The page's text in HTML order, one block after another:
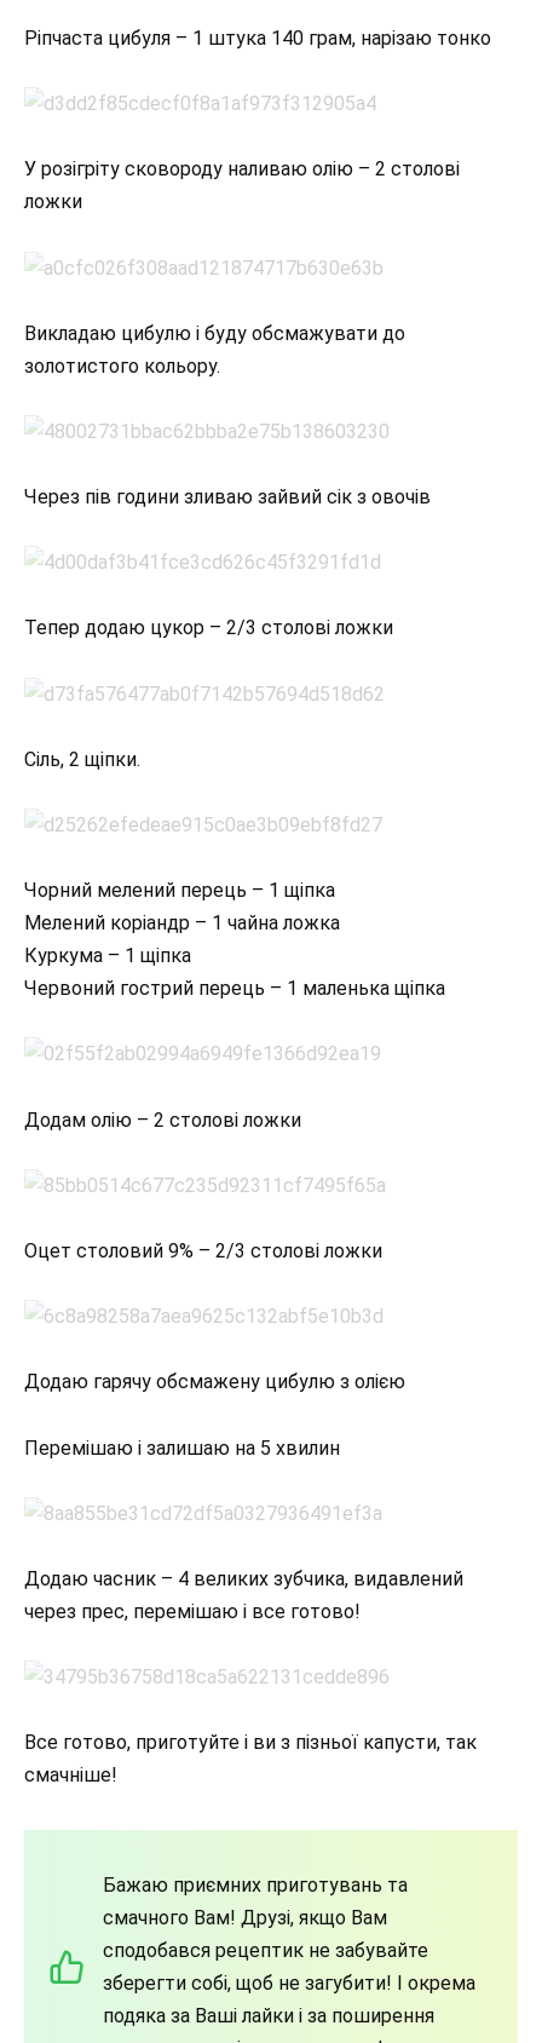
Ріпчаста цибуля – 1 штука 140 грам, нарізаю тонко
У розігріту сковороду наливаю олію – 2 столові
ложки
Викладаю цибулю і буду обсмажувати до
золотистого кольору.
Через пів години зливаю зайвий сік з овочів
Тепер додаю цукор – 2/3 столові ложки
Сіль, 2 щіпки.
Чорний мелений перець – 1 щіпка
Мелений коріандр – 1 чайна ложка
Куркума – 1 щіпка
Червоний гострий перець – 1 маленька щіпка
Додам олію – 2 столові ложки
Оцет столовий 9% – 2/3 столові ложки
Додаю гарячу обсмажену цибулю з олією
Перемішаю і залишаю на 5 хвилин
Додаю часник – 4 великих зубчика, видавлений
через прес, перемішаю і все готово!
Все готово, приготуйте і ви з пізньої капусти, так
смачніше!
Бажаю приємних приготувань та
смачного Вам! Друзі, якщо Вам
сподобався рецептик не забувайте
зберегти собі, щоб не загубити! І окрема
подяка за Ваші лайки і за поширення